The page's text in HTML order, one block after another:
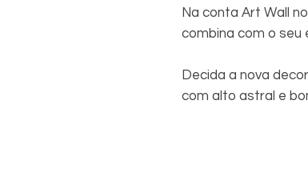
Na conta Art Wall
combina com o seu
Decida a nova
com alto astral e